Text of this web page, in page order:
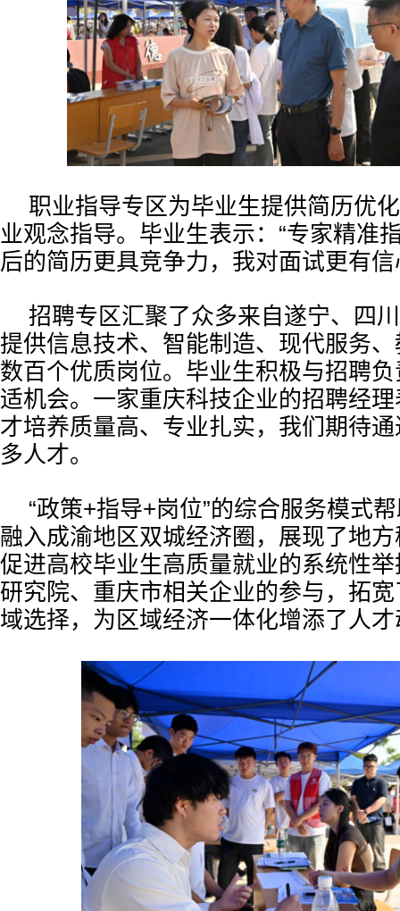
职业指导专区为毕业生提供简历优
业观念指导。毕业生表示：“专家精准
后的简历更具竞争力，我对面试更有信
招聘专区汇聚了众多来自遂宁、四
提供信息技术、智能制造、现代服务
数百个优质岗位。毕业生积极与招聘
适机会。一家重庆科技企业的招聘经
才培养质量高、专业扎实，我们期待
多人才。
“政策+指导+岗位”的综合服务模式
融入成渝地区双城经济圈，展现了地
促进高校毕业生高质量就业的系统性
研究院、重庆市相关企业的参与，拓
域选择，为区域经济一体化增添了人